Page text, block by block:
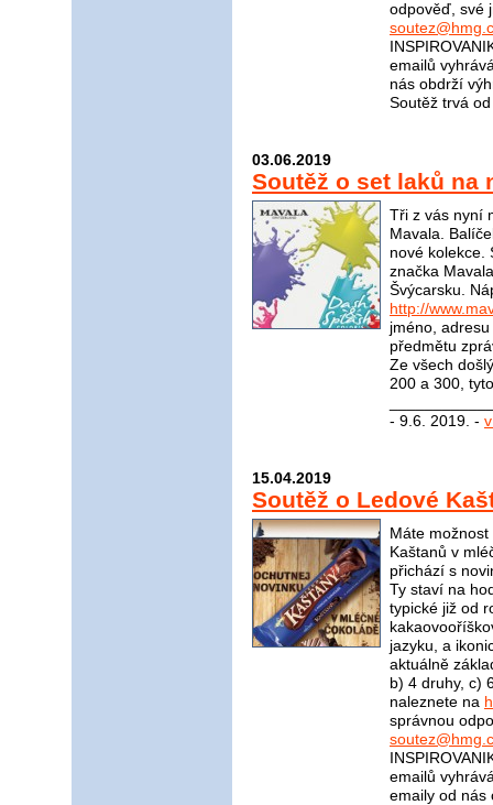
odpověď, své
emailů
nás obdrží
Soutěž trvá
03.06.2019
Soutěž o set laků na
Tři z vás nyní
Mavala.
nové kolekce.
značka
Švýcarsku.
http://
jméno,
předmětu
Ze všech
200 a 300,
- 9.6. 2019. -
15.04.2019
Soutěž o Ledové
Máte
Kaštanů v
přichází s
Ty staví na
typické již od
jazyku, a
aktuálně
b) 4 druhy, c)
naleznete na
správnou
emailů
emaily od nás